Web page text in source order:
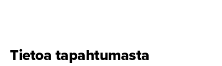
Tietoa tapahtumasta